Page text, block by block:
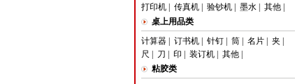
打印机| 传真机| 验钞机| 墨水| 其他|
桌上用品类
计算器| 订书机| 针钉| 筒| 名片| 夹
尺
刀 印 装订机| 其他|
粘胶类